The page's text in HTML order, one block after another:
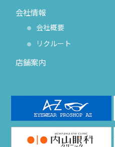
会社情報
会社概要
リクルート
店舗案内